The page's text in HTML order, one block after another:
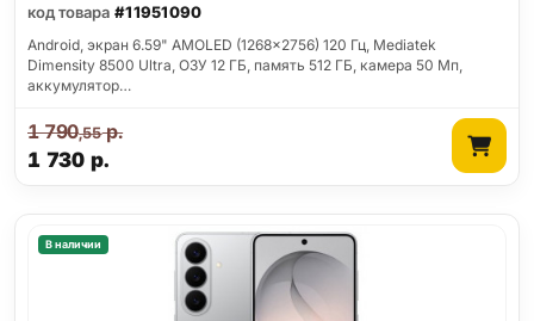
код товара #11951090
Android, экран 6.59" AMOLED (1268x2756) 120 Гц, Mediatek
Dimensity 8500 Ultra, ОЗУ 12 ГБ, память 512 ГБ, камера 50 Мп,
аккумулятор…
1 730 р.
1 790,55р.
В наличии